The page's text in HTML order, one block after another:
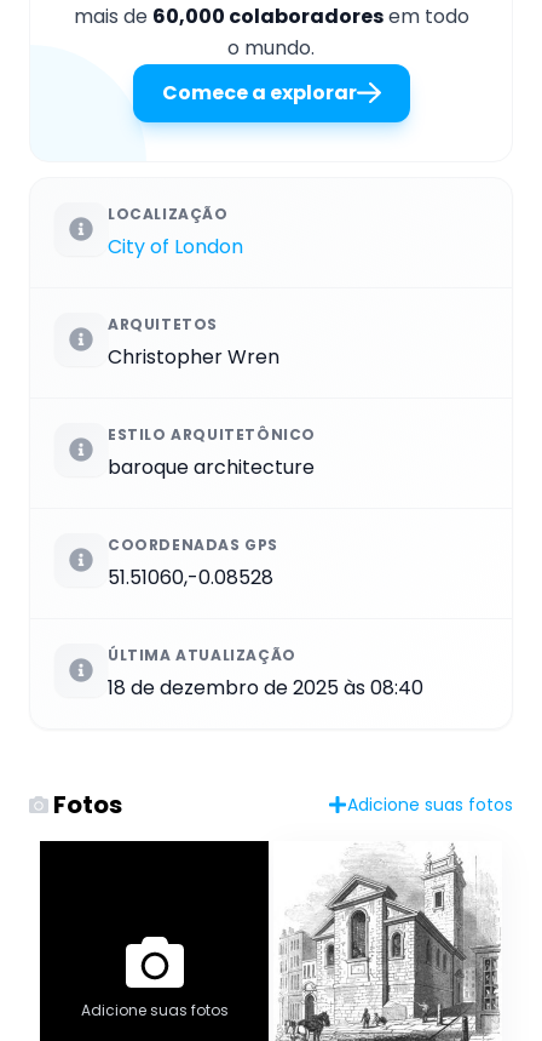
mais de 60,000 colaboradoresem todo
o mundo.
Comece a explorar
LOCALIZAÇÃO
City of London
ARQUITETOS
Christopher Wren
ESTILO ARQUITETÔNICO
baroque architecture
COORDENADAS GPS
51.51060,-0.08528
ÚLTIMA ATUALIZAÇÃO
18 de dezembro de 2025 às 08:40
Fotos Adicione suas fotos
Adicione suas fotos